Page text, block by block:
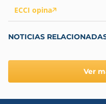
ECCI opina
NOTICIAS
Ver